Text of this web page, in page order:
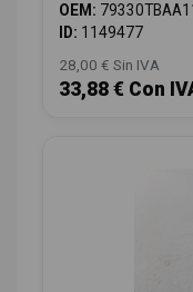
OEM:
ID: 1149477
28,00 € Sin IVA
33,88 € Con